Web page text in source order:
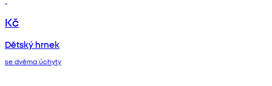
Kč
Dětský hrnek
se dvěma úchyty